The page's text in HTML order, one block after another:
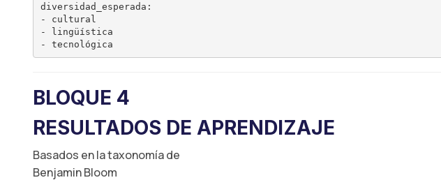
diversidad_esperada:
- cultural
- lingüística
BLOQUE 4
RESULTADOS DE APRENDIZAJE
Basados en la taxonomía de
Benjamin Bloom